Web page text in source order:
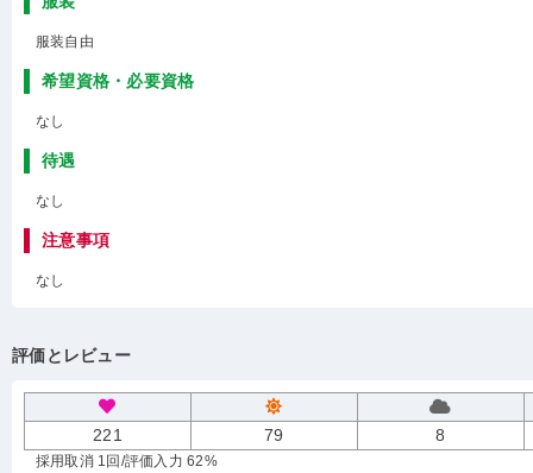
服装自由
希望資格・必要資格
なし
待遇
なし
注意事項
なし
評価とレビュー
221 79 8
採用取消 1回 /評価入力 62%